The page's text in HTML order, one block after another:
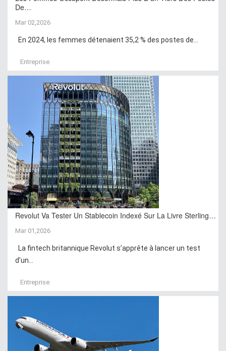
De…
Mar 02,2026
En 2024, les femmes détenaient 35,2 % des postes de...
Entreprise
Revolut Va Tester Un Stablecoin Indexé Sur La Livre Sterling…
Mar 01,2026
La fintech britannique Revolut s’apprête à lancer un test
d’un...
Entreprise